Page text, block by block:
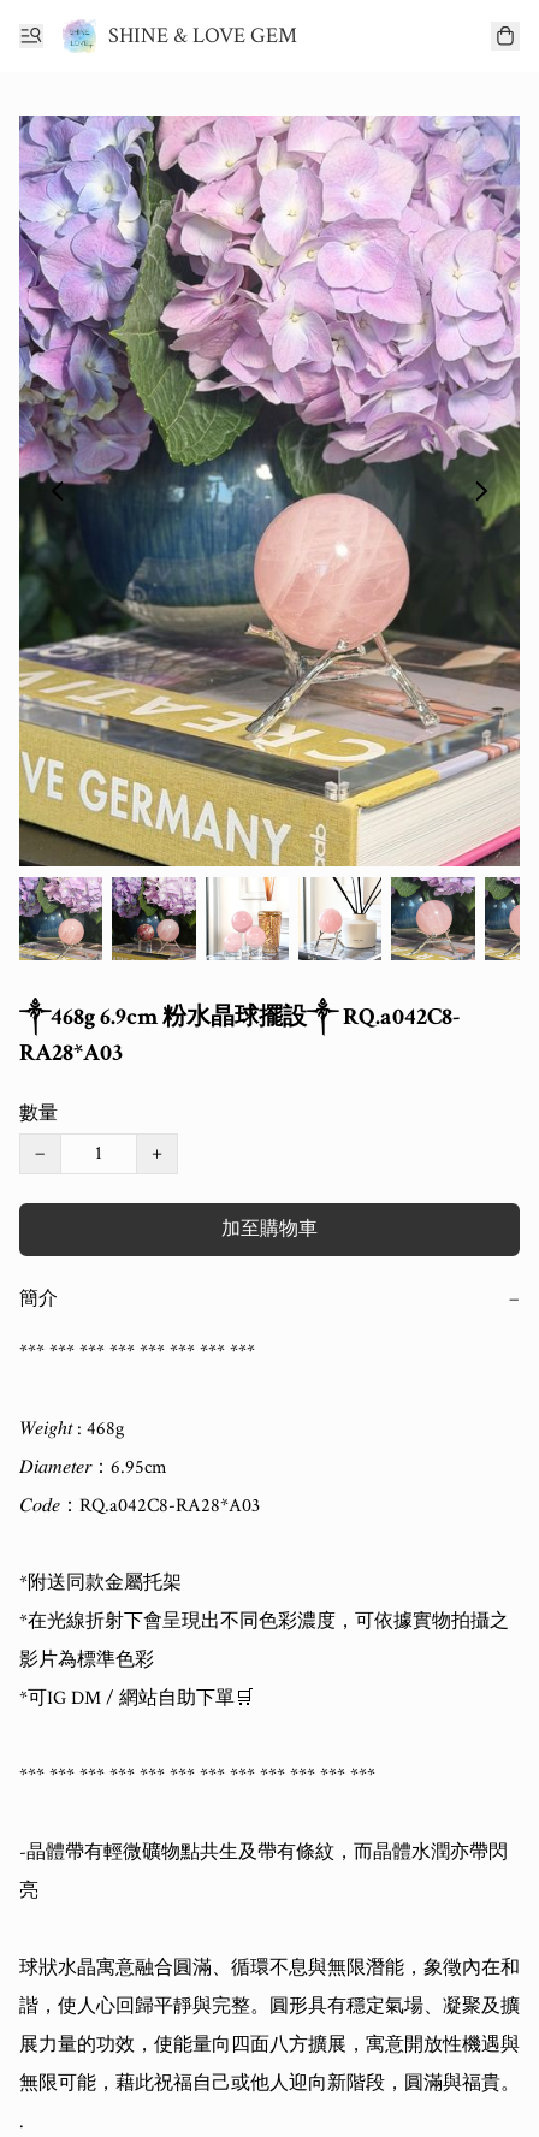
SHINE & LOVE GEM
༒468g 6.9cm 粉水晶球擺設༒ RQ.a042C8-
RA28*A03
數量
−
+
加至購物車
簡介 −
*** *** *** *** *** *** *** ***
𝑊𝑒𝑖𝑔ℎ𝑡 : 468g
𝐷𝑖𝑎𝑚𝑒𝑡𝑒𝑟：6.95cm
𝐶𝑜𝑑𝑒：RQ.a042C8-RA28*A03
*附送同款金屬托架
*在光線折射下會呈現出不同色彩濃度，可依據實物拍攝之
影片為標準色彩
*可IG DM / 網站自助下單🛒
*** *** *** *** *** *** *** *** *** *** *** ***
-晶體帶有輕微礦物點共生及帶有條紋，而晶體水潤亦帶閃
亮
球狀水晶寓意融合圓滿、循環不息與無限潛能，象徵內在和
諧，使人心回歸平靜與完整。圓形具有穩定氣場、凝聚及擴
展力量的功效，使能量向四面八方擴展，寓意開放性機遇與
無限可能，藉此祝福自己或他人迎向新階段，圓滿與福貴。
.